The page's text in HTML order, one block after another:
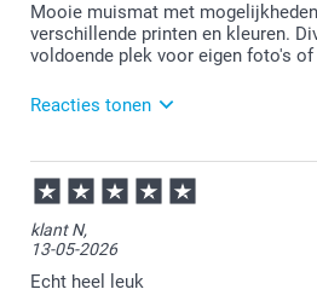
Mooie muismat met
verschillende printen en kleuren.
voldoende plek voor eigen foto's
Reacties tonen
30-06-2026
12:14
Veel plezier van je bestelling!
klant N,
13-05-2026
Echt heel leuk